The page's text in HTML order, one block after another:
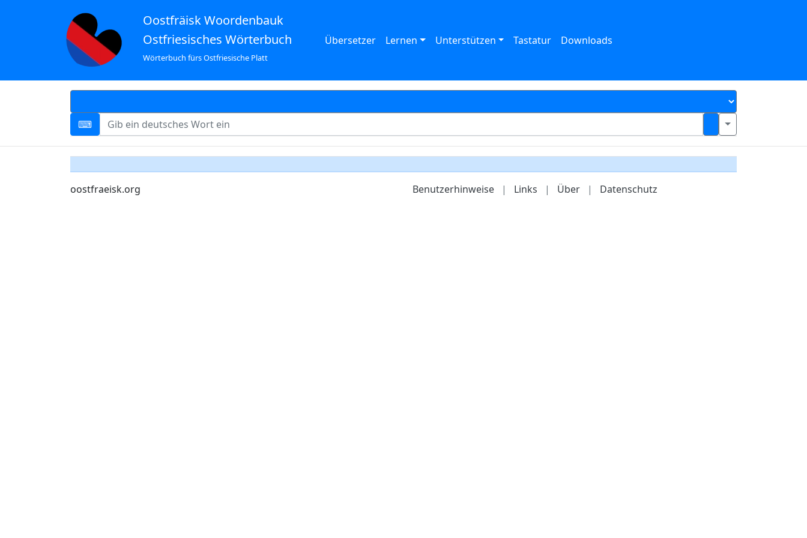
Oostfräisk Woordenbauk
Ostfriesisches Wörterbuch
Wörterbuch fürs Ostfriesische Platt
Übersetzer Lernen Unterstützen Tastatur Downloads
oostfraeisk.org Benutzerhinweise | Links | Über | Datenschutz